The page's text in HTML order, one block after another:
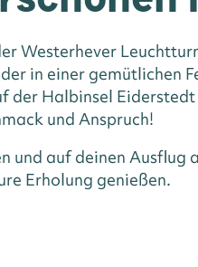
Westerhever
in einer gemütlichen
Halbinsel
und Anspruch!
und auf deinen
Erholung genießen.